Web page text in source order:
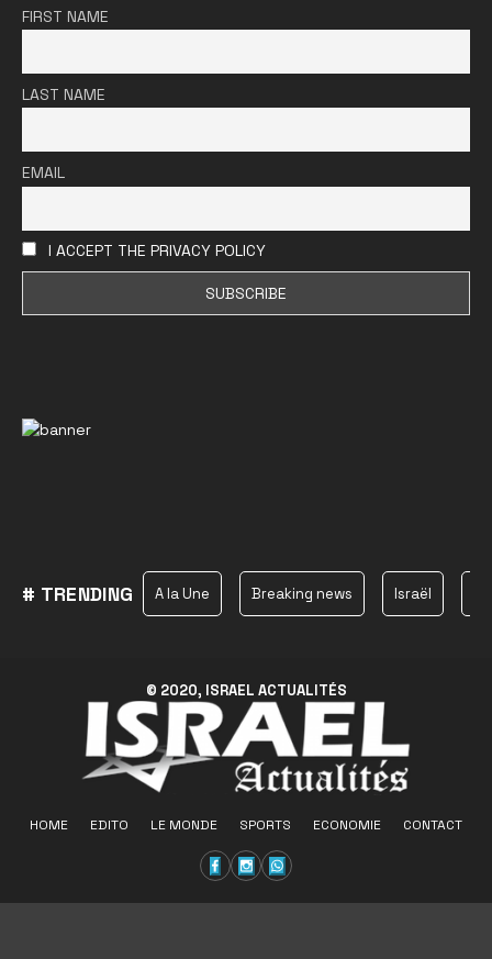
FIRST NAME
LAST NAME
EMAIL
I ACCEPT THE PRIVACY POLICY
# TRENDING A la Une Breaking news Israël
© 2020, ISRAEL ACTUALITÉS
HOME EDITO LE MONDE SPORTS ECONOMIE CONTACT